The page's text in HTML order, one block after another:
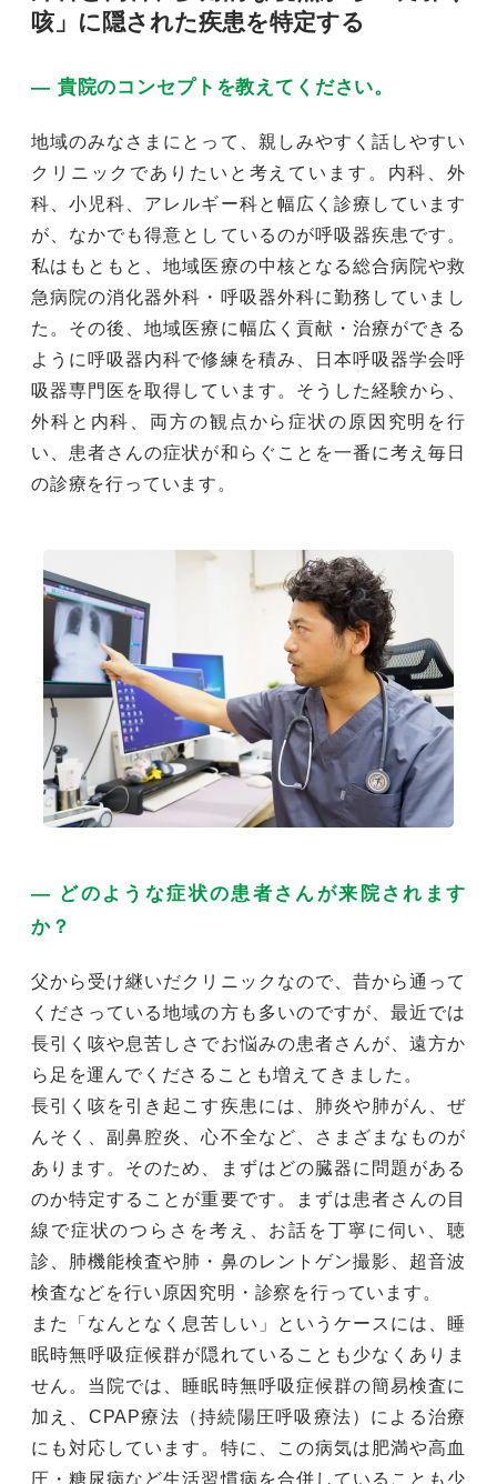
咳」に隠された疾患を特定する
― 貴院のコンセプトを教えてください。
地域のみなさまにとって、親しみやすく話しやすい
クリニックでありたいと考えています。内科、外
科、小児科、アレルギー科と幅広く診療しています
が、なかでも得意としているのが呼吸器疾患です。
私はもともと、地域医療の中核となる総合病院や救
急病院の消化器外科・呼吸器外科に勤務していまし
た。その後、地域医療に幅広く貢献・治療ができる
ように呼吸器内科で修練を積み、日本呼吸器学会呼
吸器専門医を取得しています。そうした経験から、
外科と内科、両方の観点から症状の原因究明を行
い、患者さんの症状が和らぐことを一番に考え毎日
の診療を行っています。
― どのような症状の患者さんが来院されます
か？
父から受け継いだクリニックなので、昔から通って
くださっている地域の方も多いのですが、最近では
長引く咳や息苦しさでお悩みの患者さんが、遠方か
ら足を運んでくださることも増えてきました。
長引く咳を引き起こす疾患には、肺炎や肺がん、ぜ
んそく、副鼻腔炎、心不全など、さまざまなものが
あります。そのため、まずはどの臓器に問題がある
のか特定することが重要です。まずは患者さんの目
線で症状のつらさを考え、お話を丁寧に伺い、聴
診、肺機能検査や肺・鼻のレントゲン撮影、超音波
検査などを行い原因究明・診察を行っています。
また「なんとなく息苦しい」というケースには、睡
眠時無呼吸症候群が隠れていることも少なくありま
せん。当院では、睡眠時無呼吸症候群の簡易検査に
加え、CPAP療法（持続陽圧呼吸療法）による治療
にも対応しています。特に、この病気は肥満や高血
圧・糖尿病など生活習慣病を合併していることも少